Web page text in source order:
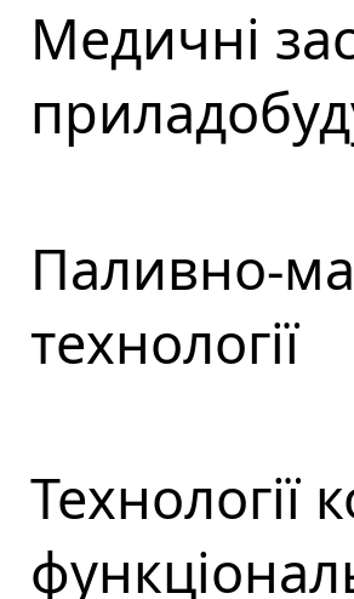
Медичні
Паливно-
технології
Технології